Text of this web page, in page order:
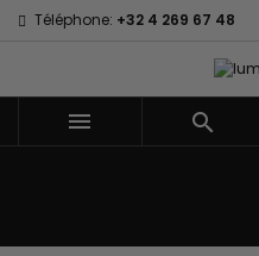
Téléphone: +32 4 269 67 48
 